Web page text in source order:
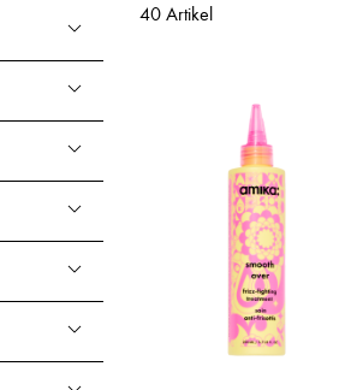
40 Artikel